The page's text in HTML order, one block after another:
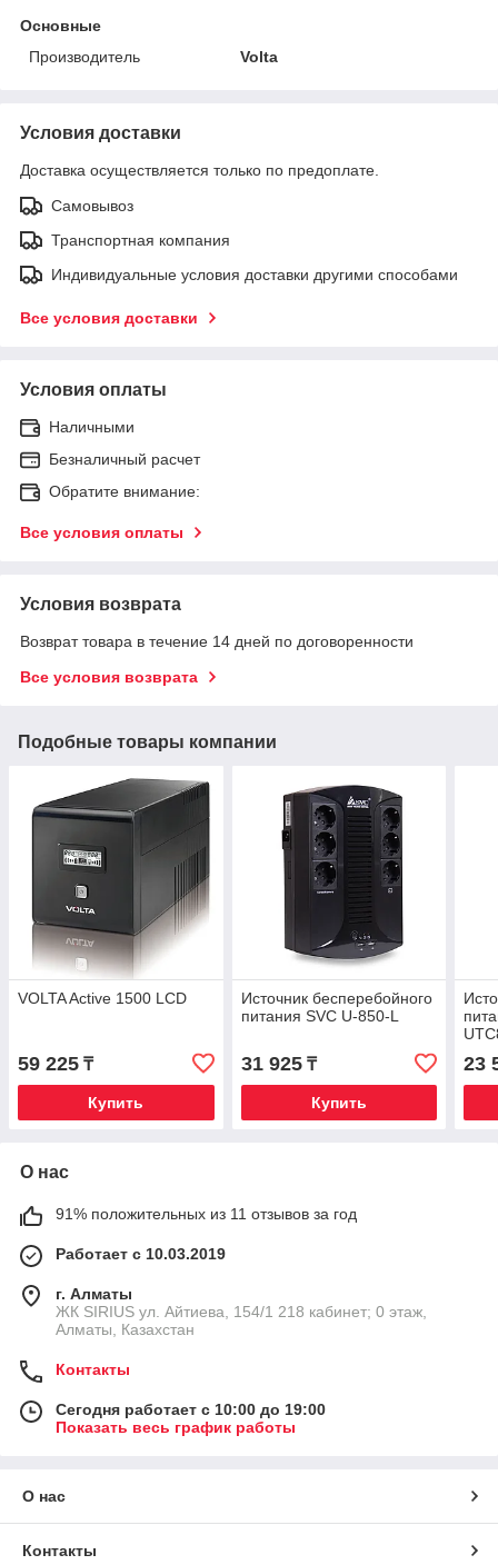
Основные
Производитель
Volta
Условия доставки
Доставка осуществляется только по предоплате.
Самовывоз
Транспортная компания
Индивидуальные условия доставки другими способами
Все условия доставки
Условия оплаты
Наличными
Безналичный расчет
Обратите внимание:
Все условия оплаты
Условия возврата
Возврат товара в течение 14 дней по договоренности
Все условия возврата
Подобные товары компании
VOLTA Active 1500 LCD
59 225 ₸
Купить
Источник бесперебойного
питания SVC U-850-L
31 925₸
Купить
23
О нас
91% положительных из 11 отзывов за год
Работает с 10.03.2019
г. Алматы
​ЖК SIRIUS​ ул. Айтиева, 154/1​ 218 кабинет; 0 этаж,
Алматы, Казахстан
Контакты
Сегодня работает с 10:00 до 19:00
Показать весь график работы
О нас
Контакты